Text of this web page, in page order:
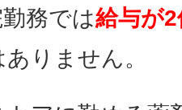
務では給与が
りません。